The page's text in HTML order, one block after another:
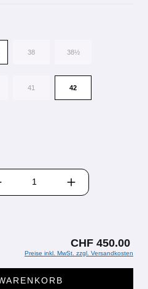
38 38½
41 42
ANZAHL: GIB DEN
CHF 450.00
Preise inkl. MwSt. zzgl. Versandkosten